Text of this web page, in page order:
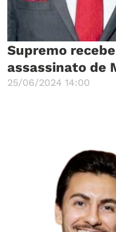
Supremo
assassinato de
25/06/2024 14:00